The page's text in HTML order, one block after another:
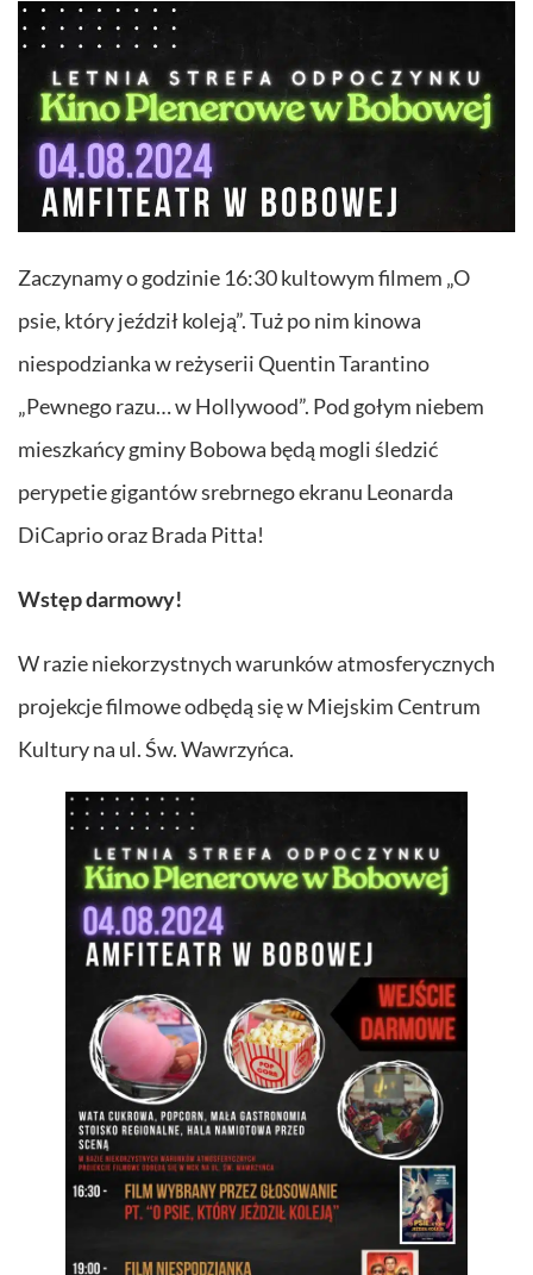
Zaczynamy o godzinie 16:30 kultowym filmem „O
psie, który jeździł koleją”. Tuż po nim kinowa
niespodzianka w reżyserii Quentin Tarantino
„Pewnego razu… w Hollywood”. Pod gołym niebem
mieszkańcy gminy Bobowa będą mogli śledzić
perypetie gigantów srebrnego ekranu Leonarda
DiCaprio oraz Brada Pitta!
Wstęp darmowy!
W razie niekorzystnych warunków atmosferycznych
projekcje filmowe odbędą się w Miejskim Centrum
Kultury na ul. Św. Wawrzyńca.